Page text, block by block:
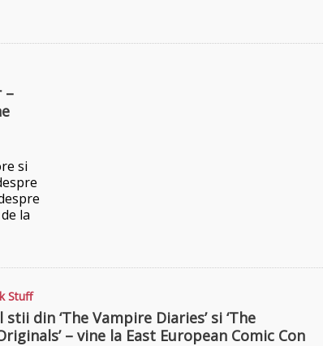
–
si
la
Stuff
stii din ‘The Vampire Diaries’ si ‘The
– vine la East European Comic Con